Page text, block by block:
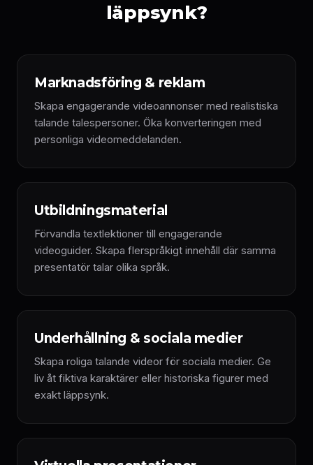
läppsynk?
Marknadsföring & reklam
Skapa engagerande videoannonser med realistiska
talande talespersoner. Öka konverteringen med
personliga videomeddelanden.
Utbildningsmaterial
Förvandla textlektioner till engagerande
videoguider. Skapa flerspråkigt innehåll där samma
presentatör talar olika språk.
Underhållning & sociala medier
Skapa roliga talande videor för sociala medier. Ge
liv åt fiktiva karaktärer eller historiska figurer med
exakt läppsynk.